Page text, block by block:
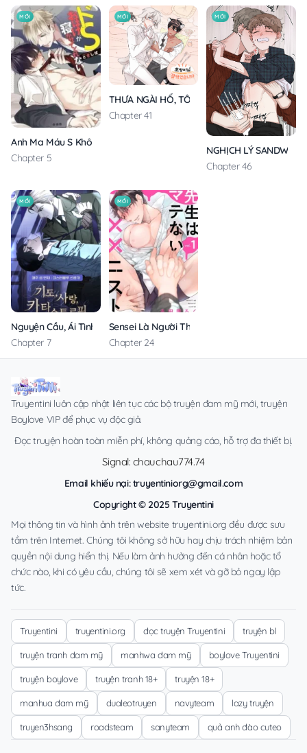
MỚI
Anh Ma Máu S Không Cho Tôi Ngủ Yên
Chapter 5
MỚI
THƯA NGÀI HỔ, TÔI ĐÃ ĂN RẤT NGON MIỆNG
Chapter 41
MỚI
NGHỊCH LÝ SANDWICH
Chapter 46
MỚI
Nguyện Cầu, Ái Tình, Tai Ương
Chapter 7
MỚI
Sensei Là Người Thích Chơi Mông
Chapter 24
Truyentini luôn cập nhật liên tục các bộ truyện đam mỹ mới, truyện
Boylove VIP để phục vụ độc giả.
Đọc truyện hoàn toàn miễn phí, không quảng cáo, hỗ trợ đa thiết bị.
Signal: chauchau774.74
Email khiếu nại:truyentiniorg@gmail.com
Copyright © 2025 Truyentini
Mọi thông tin và hình ảnh trên website truyentini.org đều được sưu
tầm trên Internet. Chúng tôi không sở hữu hay chịu trách nhiệm bản
quyền nội dung hiển thị. Nếu làm ảnh hưởng đến cá nhân hoặc tổ
chức nào, khi có yêu cầu, chúng tôi sẽ xem xét và gỡ bỏ ngay lập
tức.
Truyentini truyentini.org đọc truyện Truyentini truyện bl
truyện tranh đam mỹ manhwa đam mỹ boylove Truyentini
truyện boylove truyện tranh 18+ truyện 18+
manhua đam mỹ dualeotruyen navyteam lazy truyện
truyen3hsang roadsteam sanyteam quả anh đào cuteo